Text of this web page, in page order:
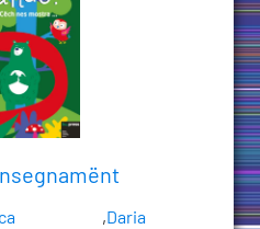
,Daria